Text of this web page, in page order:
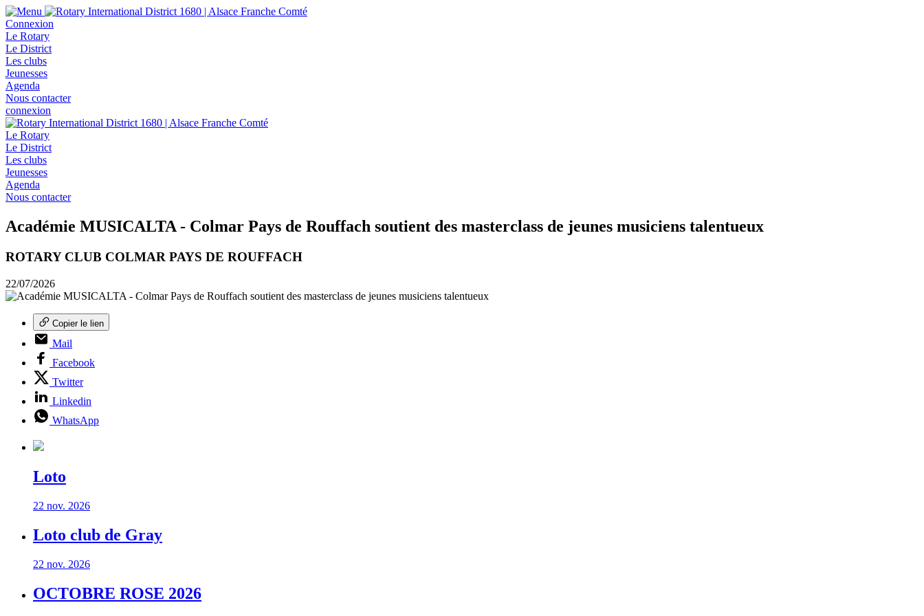
Connexion
Le Rotary
Le District
Les clubs
Jeunesses
Agenda
Nous contacter
connexion
Le Rotary
Le District
Les clubs
Jeunesses
Agenda
Nous contacter
Académie MUSICALTA - Colmar Pays de Rouffach soutient des masterclass de jeunes musiciens talentueux
ROTARY CLUB COLMAR PAYS DE ROUFFACH
22/07/2026
Copier le lien
Mail
Facebook
Twitter
Linkedin
WhatsApp
Loto
22 nov. 2026
Loto club de Gray
22 nov. 2026
OCTOBRE ROSE 2026